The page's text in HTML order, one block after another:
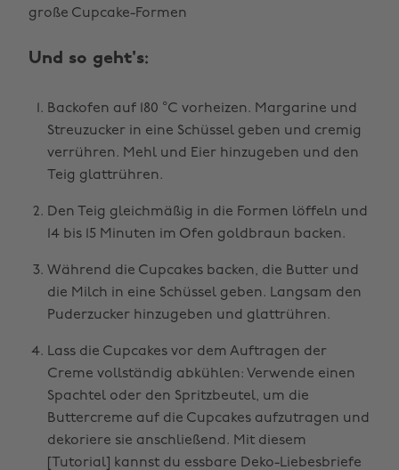
große Cupcake-Formen
Und so geht's:
Backofen auf 180 °C vorheizen. Margarine und
Streuzucker in eine Schüssel geben und cremig
verrühren. Mehl und Eier hinzugeben und den
Teig glattrühren.
Den Teig gleichmäßig in die Formen löffeln und
14 bis 15 Minuten im Ofen goldbraun backen.
Während die Cupcakes backen, die Butter und
die Milch in eine Schüssel geben. Langsam den
Puderzucker hinzugeben und glattrühren.
Lass die Cupcakes vor dem Auftragen der
Creme vollständig abkühlen: Verwende einen
Spachtel oder den Spritzbeutel, um die
Buttercreme auf die Cupcakes aufzutragen und
dekoriere sie anschließend. Mit diesem
[Tutorial] kannst du essbare Deko-Liebesbriefe